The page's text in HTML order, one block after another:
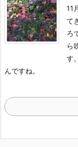
11
て
ろ
ら
す
んですね。